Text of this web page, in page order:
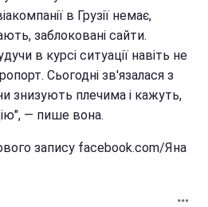
в Грузії немає,
заблоковані сайти.
в курсі ситуації навіть не
Сьогодні зв'язалася з
знизують плечима і кажуть,
— пише вона.
запису facebook.com/Яна